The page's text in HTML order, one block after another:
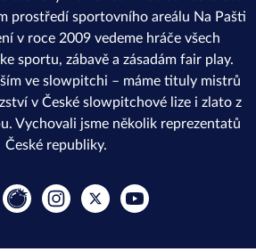
prostředí sportovního areálu Na Pašti
v roce 2009 vedeme hráče všech
sportu, zábavě a zásadám fair play.
ve slowpitchi – máme tituly mistrů
v České slowpitchové lize i zlato z
Vychovali jsme několik reprezentatů
České republiky.
Rajče InstagramPlatform X
YouTube